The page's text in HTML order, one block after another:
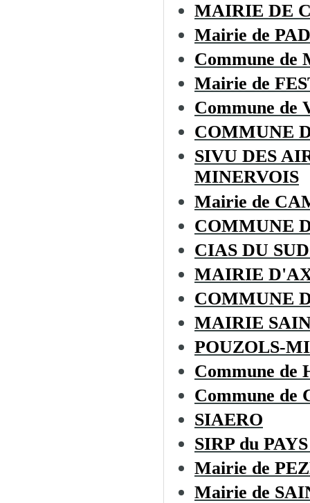
MAIRIE DE
Mairie de
Commune de
Mairie de
Commune de
COMMUNE
SIVU DES
MINERVOIS
Mairie de
COMMUNE
CIAS DU
MAIRIE
COMMUNE
MAIRIE
POUZOLS-
Commune de
Commune de
SIAERO
SIRP du
Mairie de
Mairie de